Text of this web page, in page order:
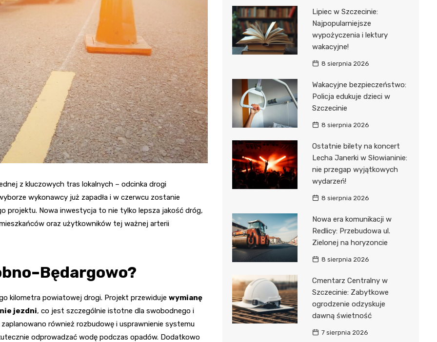
z kluczowych tras lokalnych – odcinka drogi
wykonawcy już zapadła i w czerwcu zostanie
projektu. Nowa inwestycja to nie tylko lepsza jakość dróg,
oraz użytkowników tej ważnej arterii
kilometra powiatowej drogi. Projekt przewiduje wymianę
jezdni, co jest szczególnie istotne dla swobodnego i
również rozbudowę i usprawnienie systemu
odprowadzać wodę podczas opadów. Dodatkowo
Lipiec w Szczecinie:
Najpopularniejsze
wypożyczenia i lektury
wakacyjne!
8 sierpnia 2026
Wakacyjne bezpieczeństwo:
Policja edukuje dzieci w
Szczecinie
8 sierpnia 2026
Ostatnie bilety na koncert
Lecha Janerki w Słowianinie:
nie przegap wyjątkowych
wydarzeń!
8 sierpnia 2026
Nowa era komunikacji w
Redlicy: Przebudowa ul.
Zielonej na horyzoncie
8 sierpnia 2026
Cmentarz Centralny w
Szczecinie: Zabytkowe
ogrodzenie odzyskuje
dawną świetność
7 sierpnia 2026